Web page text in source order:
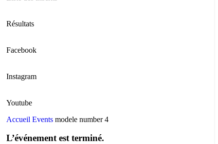
Résultats
Facebook
Instagram
Youtube
Accueil Events modele number 4
L’événement est terminé.